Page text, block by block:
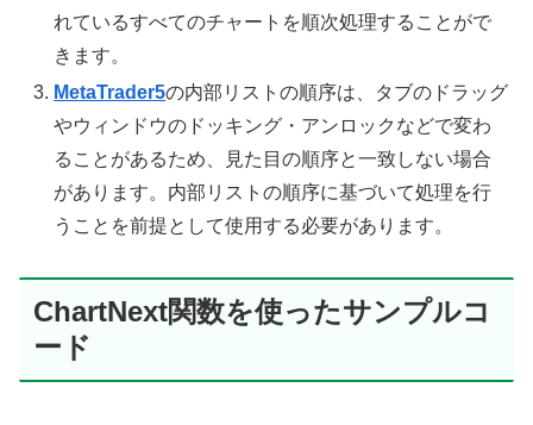
れているすべてのチャートを順次処理することがで
きます。
MetaTrader5の内部リストの順序は、タブのドラッグ
やウィンドウのドッキング・アンロックなどで変わ
ることがあるため、見た目の順序と一致しない場合
があります。内部リストの順序に基づいて処理を行
うことを前提として使用する必要があります。
ChartNext関数を使ったサンプルコ
ード